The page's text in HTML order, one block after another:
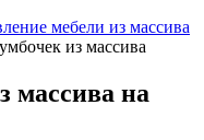
мебели из массива
из массива
массива на